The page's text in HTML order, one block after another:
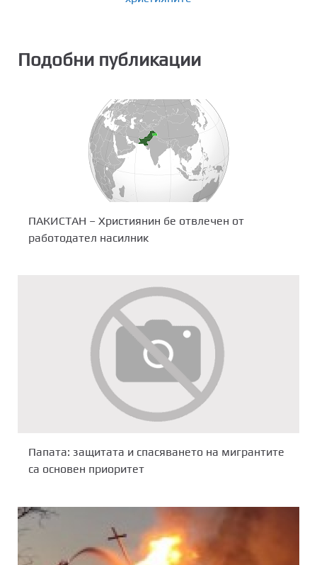
Подобни публикации
ПАКИСТАН – Християнин бе отвлечен от
работодател насилник
Папата: защитата и спасяването на мигрантите
са основен приоритет